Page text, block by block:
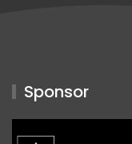
Sponsor